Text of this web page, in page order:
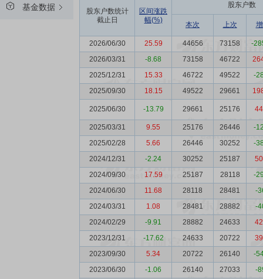
基金数据
股东户数统计
截止日
区间涨跌
幅(%)
股东户数
本次 上次
2026/06/30 25.59 44656 73158
-
2026/03/31
-8.68 73158 46722
2025/12/31
15.33 46722 49522
-
2025/09/30
18.15 49522 29661
2025/06/30 -13.79 29661 25176
2025/03/31 9.55 25176 26446
-
2025/02/28
5.66 26446 30252
-
2024/12/31
-2.24 30252 25187
2024/09/30
17.59 25187 28118
-
2024/06/30
11.68 28118 28481
-
2024/03/31
1.08 28481 28882
-
2024/02/29
-9.91 28882 24633
2023/12/31
-17.62 24633 20722
2023/09/30
5.34 20722 26140
-
2023/06/30
-1.06 26140 27033
-